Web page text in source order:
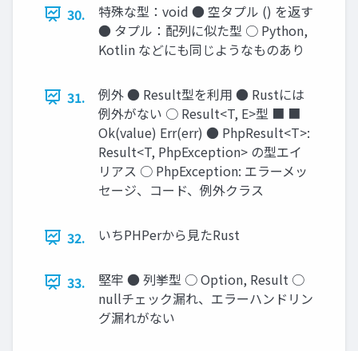
30.
特殊な型：void ● 空タプル () を返す
● タプル：配列に似た型 ○ Python,
Kotlin などにも同じようなものあり
31.
例外 ● Result型を利用 ● Rustには
例外がない ○ Result<T, E>型 ■ ■
Ok(value) Err(err) ● PhpResult<T>:
Result<T, PhpException> の型エイ
リアス ○ PhpException: エラーメッ
セージ、コード、例外クラス
32. いちPHPerから見たRust
33.
堅牢 ● 列挙型 ○ Option, Result ○
nullチェック漏れ、エラーハンドリン
グ漏れがない